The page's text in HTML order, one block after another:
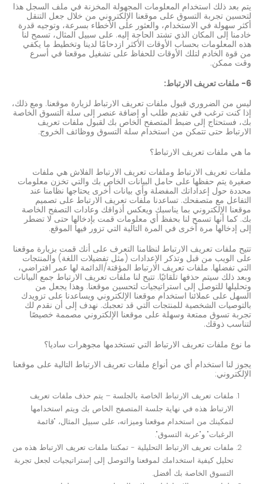
يتم بعد ذلك استخدام المعلومات المجهولة المخزنة في ملف السجل هذا
لتحسين تجربة التسوق على موقعنا الإلكتروني من خلال جعل التنقل
أكثر سهولة في الاستخدام، والعثور على الأخطاء بسرعة، وتوجيه قدرة
خادمنا إلى المكان الذي تشتد الحاجة إليه. على سبيل المثال، تسمح لنا
هذه المعلومات بحساب الأوقات الأكثر ازدحامًا لدينا وتخطيط ما يكفي
من قوة الخادم لتلك الأوقات للحفاظ على تشغيل موقعنا في أسرع
وقت ممكن.
6- ملفات تعريف الارتباط:
ليس من الضروري قبول ملفات تعريف الارتباط لزيارة موقعنا. ومع ذلك،
إذا كنت ترغب في تقديم طلب أو إضافة عنصر إلى سلة التسوق الخاصة
بك، فستحتاج إلى ضبط المتصفح الخاص بك لقبول ملفات تعريف
الارتباط حتى تتمكن من استخدام سلة التسوق ووظائف الخروج.
ما هي ملفات تعريف الارتباط؟
ملفات تعريف الارتباط وملفات تعريف الارتباط الفلاش هي ملفات
صغيرة يتم حفظها على حامل البيانات الخاص بك والتي تخزن معلومات
محددة حول إعداداتك المفضلة وأي بيانات أخرى يحتاجها نظامنا عند
التفاعل مع متصفحك. تساعدنا ملفات تعريف الارتباط على تصميم
موقعنا الإلكتروني بما يناسبك ويعكس أذواقك وعادات التصفح الخاصة
بك. كما أنها تسمح لنا بحفظ أي معلومات قمت بإدخالها حتى لا تضطر
إلى إدخالها مرة أخرى في المرة التالية التي تزور فيها الموقع.
تتيح ملفات تعريف الارتباط لنظامنا التعرف على أنك قمت بزيارة موقعنا
على الويب من قبل وتذكر الإعدادات (مثل تفضيلات اللغة) والمنتجات
التي تفضلها. ملفات تعريف الارتباط المؤقتة/الدائمة لها عمر افتراضي،
وبعد ذلك سيتم حذفها تلقائيًا. تتيح لنا ملفات تعريف الارتباط جمع البيانات
وتحليلها للتوصل إلى استراتيجيات لتحسين موقعنا. وهذا يجعل من
السهل على عملائنا استخدام موقعنا الإلكتروني ويساعدنا على تزويدك
بالتوصيات الشخصية للمنتجات التي قد تعجبك. نهدف إلى أن نقدم لك
تجربة تسوق ممتعة وسهلة على موقعنا الإلكتروني مصممة خصيصًا
لتناسب ذوقك.
ما نوع ملفات تعريف الارتباط التي تستخدمها مجوهرات ساديا؟
يجوز لنا استخدام أي من أنواع ملفات تعريف الارتباط التالية على موقعنا
الإلكتروني:
ملفات تعريف الارتباط الخاصة بالجلسة – يتم حذف ملفات تعريف
الارتباط هذه في نهاية جلسة المتصفح الخاص بك ويتم استخدامها
لتمكينك من استخدام موقعنا وميزاته، على سبيل المثال، "قائمة
الرغبات" و"عربة التسوق".
ملفات تعريف الارتباط التحليلية - تمكننا ملفات تعريف الارتباط هذه من
تحليل كيفية استخدامك لموقعنا والتوصل إلى إستراتيجيات لجعل تجربة
التسوق الخاصة بك أفضل.